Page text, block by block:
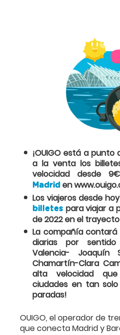
¡OUIGO está a
a la venta los
velocidad desde
Madrid en
Los viajeros desde
billetes para viajar a
de 2022 en el
La compañía
diarias por
Valencia- Joaquín
Chamartín-Clara
alta velocidad
ciudades en tan
paradas!
OUIGO, el operador de
que conecta Madrid y